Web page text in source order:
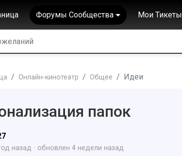
Форумы Сообщества Мои Тикеты
Онлайн-кинотеатр Общее Идеи
папок
назад обновлен 4 недели назад